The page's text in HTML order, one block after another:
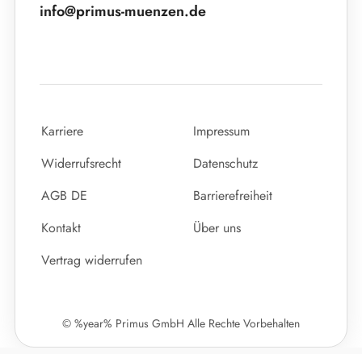
info@primus-muenzen.de
Karriere
Impressum
Widerrufsrecht
Datenschutz
AGB DE
Barrierefreiheit
Kontakt
Über uns
Vertrag widerrufen
© %year% Primus GmbH Alle Rechte Vorbehalten